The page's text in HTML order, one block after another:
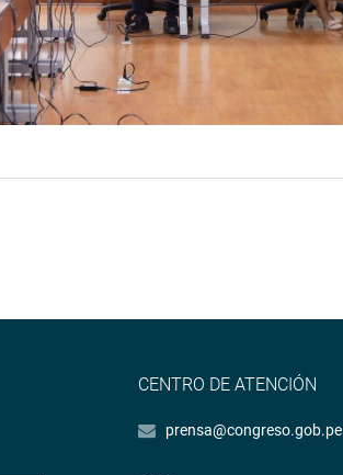
CENTRO DE ATENCIÓN
prensa@congreso.gob.pe